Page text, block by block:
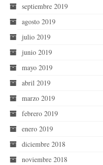
septiembre 2019
agosto 2019
julio 2019
junio 2019
mayo 2019
abril 2019
marzo 2019
febrero 2019
enero 2019
diciembre 2018
noviembre 2018